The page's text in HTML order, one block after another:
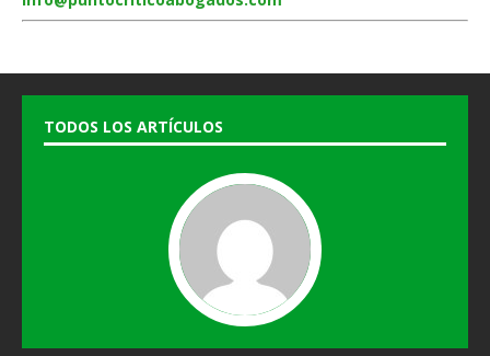
TODOS LOS ARTÍCULOS